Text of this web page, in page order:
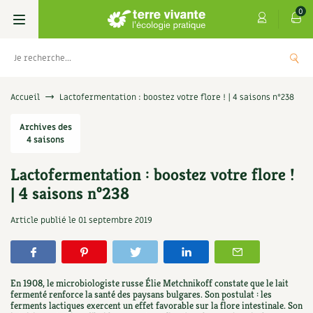
0
Livres
Permaculture, Jardin bio
Techniques de jardinage
Verger, arbres
Aménagement jardin
Les 4 saisons
Se réabonner
Offrir un abonnement
Les numéros
4 saisons
Graines, semences
Aromatiques
Florales
Cartes cadeau
Découvrir le Centre
Visiter en famille, entre amis
Jardin bio
Parole libre
Accueil Lactofermentation : boostez votre flore ! | 4 saisons n°238
Archives des
4 saisons
Lactofermentation : boostez votre flore !
| 4 saisons n°238
Article publié le 01 septembre 2019
En 1908, le microbiologiste russe Élie Metchnikoff constate que le lait
fermenté renforce la santé des paysans bulgares. Son postulat : les
ferments lactiques exercent un effet favorable sur la flore intestinale. Son
9,90